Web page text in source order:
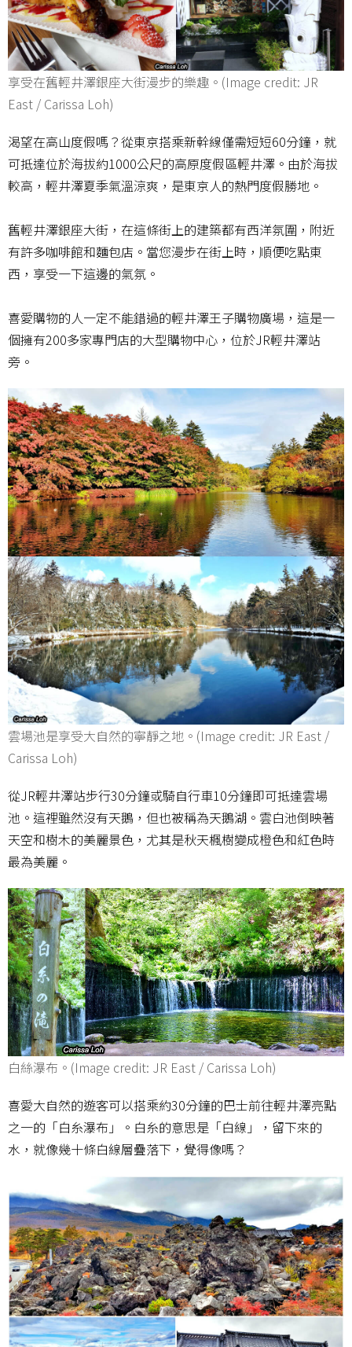
享受在舊輕井澤銀座大街漫步的樂趣。(Image credit: JR
East / Carissa Loh)
渴望在高山度假嗎？從東京搭乘新幹線僅需短短60分鐘，就
可抵達位於海拔約1000公尺的高原度假區輕井澤。由於海拔
較高，輕井澤夏季氣溫涼爽，是東京人的熱門度假勝地。
舊輕井澤銀座大街，在這條街上的建築都有西洋氛圍，附近
有許多咖啡館和麵包店。當您漫步在街上時，順便吃點東
西，享受一下這邊的氣氛。
喜愛購物的人一定不能錯過的輕井澤王子購物廣場，這是一
個擁有200多家專門店的大型購物中心，位於JR輕井澤站
旁。
雲場池是享受大自然的寧靜之地。(Image credit: JR East /
Carissa Loh)
從JR輕井澤站步行30分鐘或騎自行車10分鐘即可抵達雲場
池。這裡雖然沒有天鵝，但也被稱為天鵝湖。雲白池倒映著
天空和樹木的美麗景色，尤其是秋天楓樹變成橙色和紅色時
最為美麗。
白絲瀑布。(Image credit: JR East / Carissa Loh)
喜愛大自然的遊客可以搭乘約30分鐘的巴士前往輕井澤亮點
之一的「白糸瀑布」。白糸的意思是「白線」，留下來的
水，就像幾十條白線層疊落下，覺得像嗎？